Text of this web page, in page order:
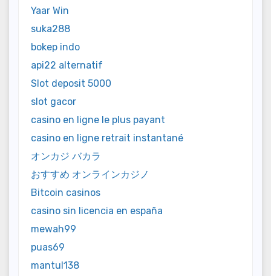
Yaar Win
suka288
bokep indo
api22 alternatif
Slot deposit 5000
slot gacor
casino en ligne le plus payant
casino en ligne retrait instantané
オンカジ バカラ
おすすめ オンラインカジノ
Bitcoin casinos
casino sin licencia en españa
mewah99
puas69
mantul138